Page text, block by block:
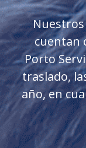
cuentan
Porto
traslado,
año, en